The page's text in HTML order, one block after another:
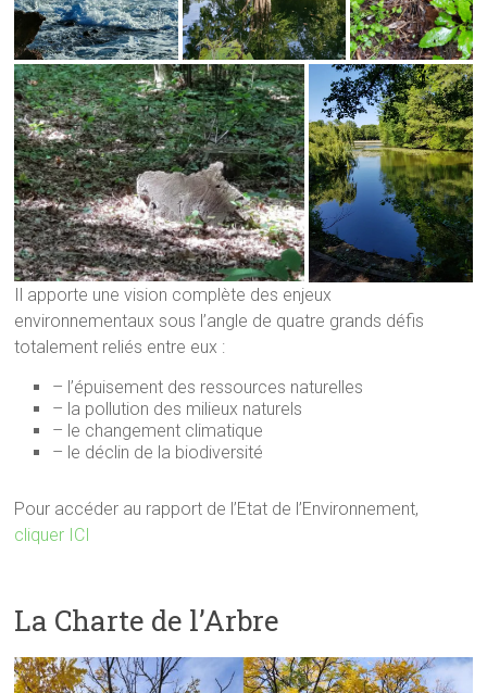
Il apporte une vision complète des enjeux
environnementaux sous l’angle de quatre grands défis
totalement reliés entre eux :
– l’épuisement des ressources naturelles
– la pollution des milieux naturels
– le changement climatique
– le déclin de la biodiversité
Pour accéder au rapport de l’Etat de l’Environnement,
cliquer ICI
La Charte de l’Arbre